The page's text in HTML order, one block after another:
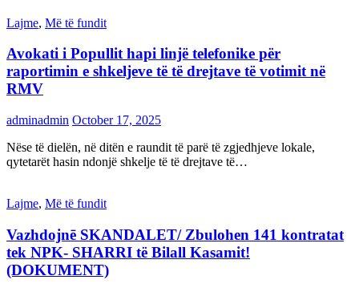
Lajme, Më të fundit
Avokati i Popullit hapi linjë telefonike për
raportimin e shkeljeve të të drejtave të votimit në
RMV
adminadmin October 17, 2025
Nëse të dielën, në ditën e raundit të parë të zgjedhjeve lokale,
qytetarët hasin ndonjë shkelje të të drejtave të…
Lajme, Më të fundit
Vazhdojnē SKANDALET/ Zbulohen 141 kontratat
tek NPK- SHARRI të Bilall Kasamit!
(DOKUMENT)